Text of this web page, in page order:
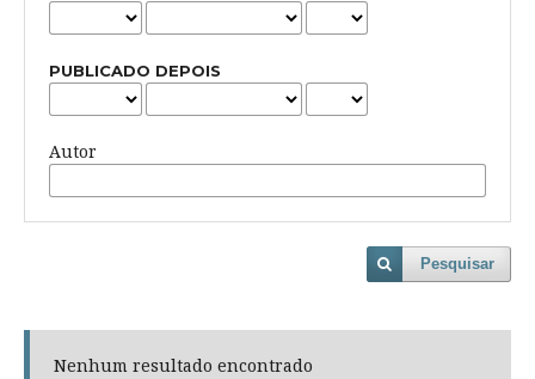
PUBLICADO DEPOIS
Autor
Pesquisar
Nenhum resultado encontrado